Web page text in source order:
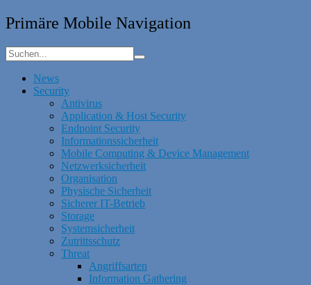
Primäre Mobile Navigation
News
Security
Antivirus
Application & Host Security
Endpoint Security
Informationssicherheit
Mobile Computing & Device Management
Netzwerksicherheit
Organisation
Physische Sicherheit
Sicherer IT-Betrieb
Storage
Systemsicherheit
Zutrittsschutz
Threat
Angriffsarten
Information Gathering